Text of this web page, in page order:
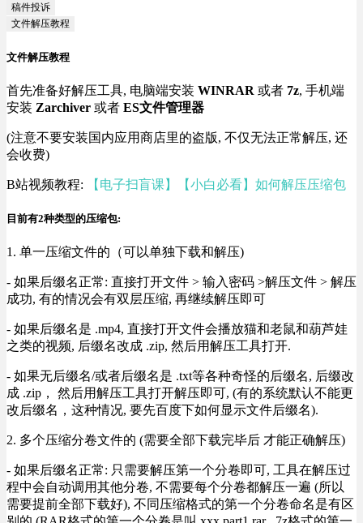
稿件投诉
文件解压教程
文件解压教程
首先准备好解压工具, 电脑端安装 WINRAR 或者 7z, 手机端
安装 Zarchiver 或者 ES文件管理器
(注意不要安装国内应用商店里的盗版, 不仅无法正常解压, 还
会收费)
B站视频教程: 【电子扫盲课】【小白必看】如何解压压缩包
目前有2种类型的压缩包:
1. 单一压缩文件的（可以单独下载和解压)
- 如果后缀名正常: 直接打开文件 > 输入密码 >解压文件 > 解压
成功, 有的情况会有双层压缩, 再继续解压即可
- 如果后缀名是 .mp4, 直接打开文件会播放猫和老鼠和葫芦娃
之类的视频, 后缀名改成 .zip, 然后用解压工具打开.
- 如果无后缀名/或者后缀名是 .txt等各种奇怪的后缀名, 后缀改
成 .zip， 然后用解压工具打开解压即可, (有的系统默认不能更
改后缀名，这种情况, 要先百度下如何显示文件后缀名).
2. 多个压缩分卷文件的 (需要全部下载完毕后 才能正确解压)
- 如果后缀名正常: 只需要解压第一个分卷即可, 工具在解压过
程中会自动调用其他分卷, 不需要每个分卷都解压一遍 (所以
需要提前全部下载好), 不同压缩格式的第一个分卷命名是有区